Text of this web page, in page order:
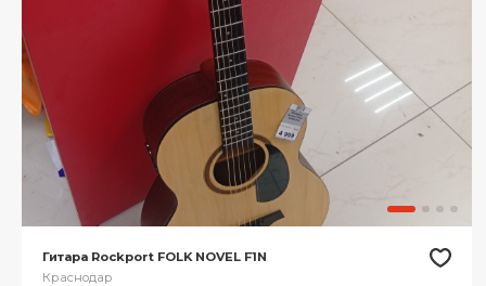
Гитара Rockport FOLK NOVEL F1N
Краснодар